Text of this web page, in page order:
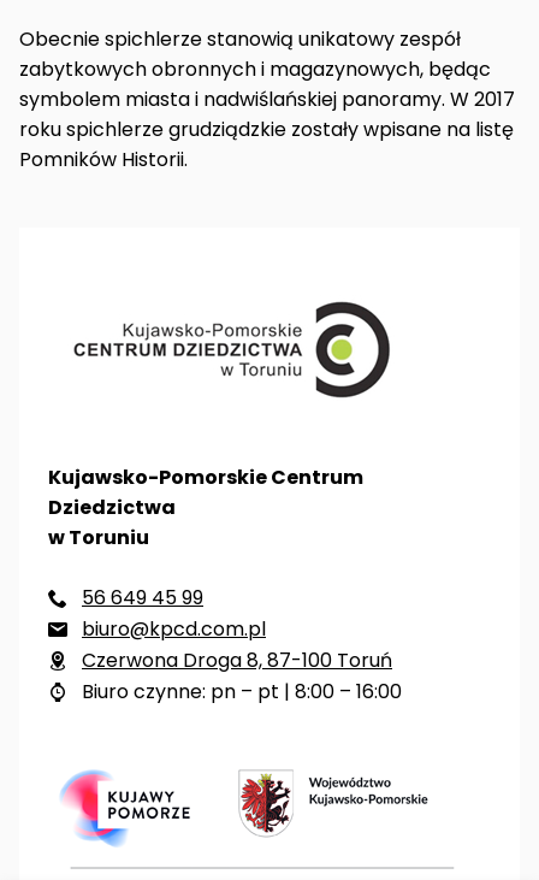
Obecnie spichlerze stanowią unikatowy zespół
zabytkowych obronnych i magazynowych, będąc
symbolem miasta i nadwiślańskiej panoramy. W 2017
roku spichlerze grudziądzkie zostały wpisane na listę
Pomników Historii.
Kujawsko-Pomorskie Centrum
Dziedzictwa
w Toruniu
 56 649 45 99
 biuro@kpcd.com.pl
 Czerwona Droga 8, 87-100 Toruń
 Biuro czynne: pn – pt | 8:00 – 16:00